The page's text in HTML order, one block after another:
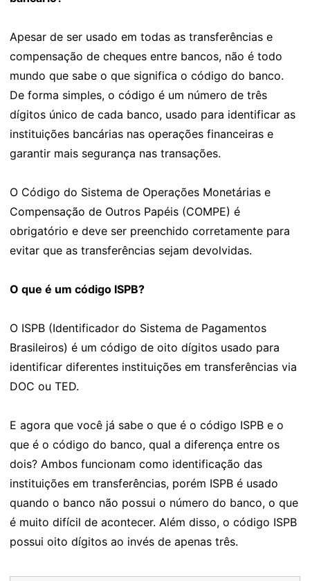
Apesar de ser usado em todas as transferências e
compensação de cheques entre bancos, não é todo
mundo que sabe o que significa o código do banco.
De forma simples, o código é um número de três
dígitos único de cada banco, usado para identificar as
instituições bancárias nas operações financeiras e
garantir mais segurança nas transações.
O Código do Sistema de Operações Monetárias e
Compensação de Outros Papéis (COMPE) é
obrigatório e deve ser preenchido corretamente para
evitar que as transferências sejam devolvidas.
O que é um código ISPB?
O ISPB (Identificador do Sistema de Pagamentos
Brasileiros) é um código de oito dígitos usado para
identificar diferentes instituições em transferências via
DOC ou TED.
E agora que você já sabe o que é o código ISPB e o
que é o código do banco, qual a diferença entre os
dois? Ambos funcionam como identificação das
instituições em transferências, porém ISPB é usado
quando o banco não possui o número do banco, o que
é muito difícil de acontecer. Além disso, o código ISPB
possui oito dígitos ao invés de apenas três.